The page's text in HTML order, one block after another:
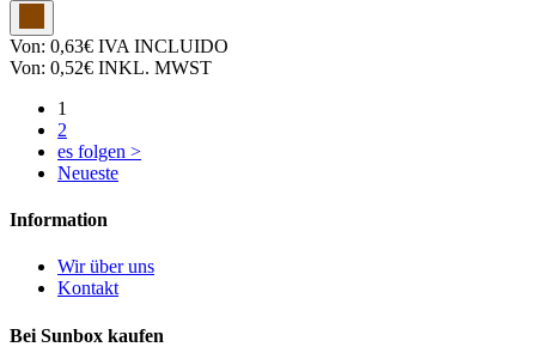
Von: 0,63€ IVA INCLUIDO
Von: 0,52€ INKL. MWST
1
2
es folgen >
Neueste
Information
Wir über uns
Kontakt
Bei Sunbox kaufen